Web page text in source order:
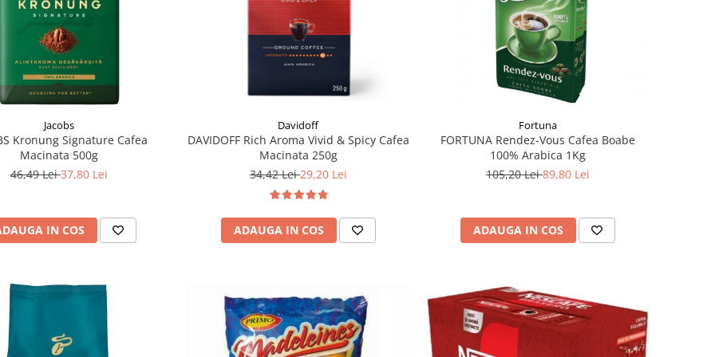
Jacobs
Kronung Signature Cafea
Macinata 500g
46,49 Lei37,80 Lei
IN COS
Davidoff
DAVIDOFF Rich Aroma Vivid & Spicy Cafea
Macinata 250g
34,42 Lei29,20 Lei
ADAUGA IN COS
Fortuna
FORTUNA Rendez-Vous Cafea Boabe
100% Arabica 1Kg
105,20 Lei89,80 Lei
ADAUGA IN COS